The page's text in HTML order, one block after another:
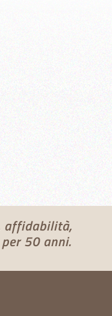
affidabilità,
50 anni.